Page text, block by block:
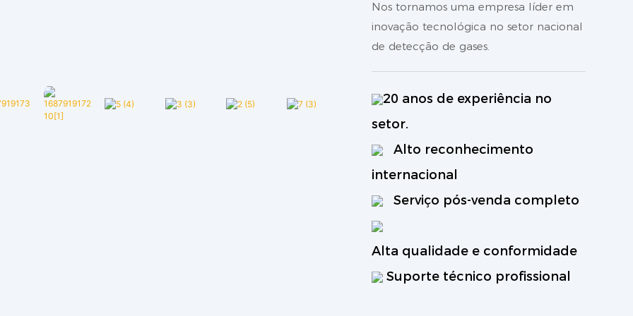
Nos tornamos uma empresa líder em
inovação tecnológica no setor nacional
de detecção de gases.
20 anos de experiência no
setor.
Alto reconhecimento
internacional
Serviço pós-venda completo
Alta qualidade e conformidade
Suporte técnico profissional